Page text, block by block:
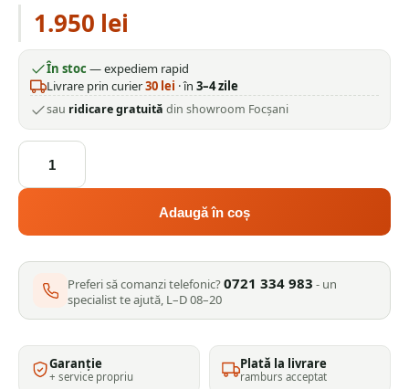
1.950 lei
În stoc — expediem rapid
Livrare prin curier30 lei · în 3–4 zile
sau ridicare gratuită din showroom Focșani
Cantitate
de
pe
INTENSIV
PRO
Diesel
Plus
ardere
directa
Adaugă în coș
Preferi să comanzi telefonic?0721 334 983 - un
specialist te ajută, L–D 08–20
Garanție
+ service propriu
Plată la livrare
ramburs acceptat